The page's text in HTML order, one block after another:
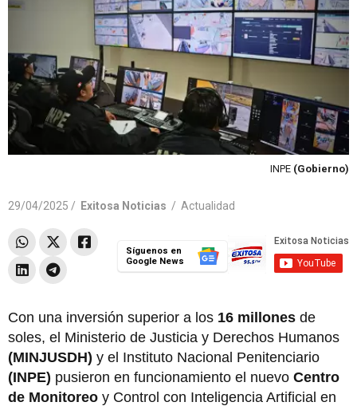
INPE (Gobierno)
29/04/2025 / Exitosa Noticias / Actualidad
Síguenos en
Google News
Con una inversión superior a los 16 millones de
soles, el Ministerio de Justicia y Derechos Humanos
(MINJUSDH) y el Instituto Nacional Penitenciario
(INPE) pusieron en funcionamiento el nuevo Centro
de Monitoreo y Control con Inteligencia Artificial en